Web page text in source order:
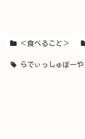
＜食べること＞
らでぃっしゅぼーや